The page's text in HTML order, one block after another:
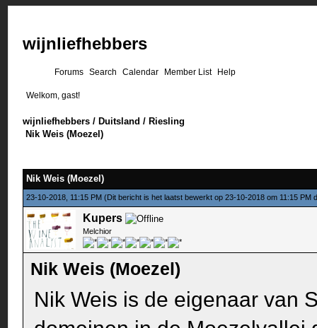
wijnliefhebbers
Forums Search Calendar Member List Help
Welkom, gast!
wijnliefhebbers / Duitsland / Riesling
Nik Weis (Moezel)
Nik Weis (Moezel)
23-10-2018, 11:15 PM(Dit bericht is het laatst bewerkt op 23-10-2018 om 11:15 PM
Kupers
Melchior
Nik Weis (Moezel)
Nik Weis is de eigenaar van